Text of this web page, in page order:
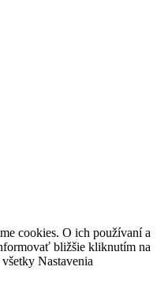
cookies. O ich používaní a
bližšie kliknutím na
Nastavenia